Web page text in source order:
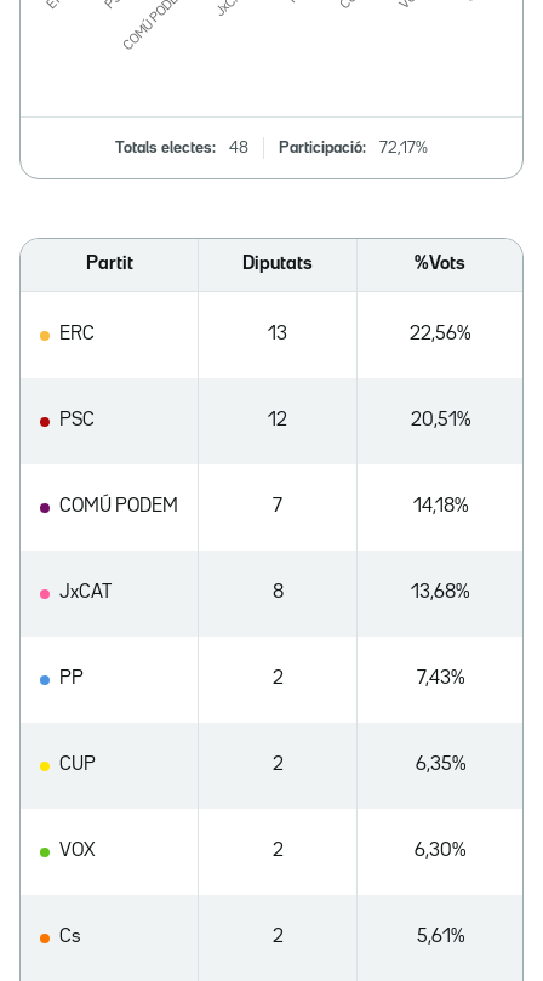
Totals electes: 48 Participació: 72,17%
Partit Diputats %Vots
ERC 13 22,56%
PSC 12 20,51%
COMÚ PODEM 7 14,18%
JxCAT 8 13,68%
PP 2 7,43%
CUP 2 6,35%
VOX 2 6,30%
Cs 2 5,61%